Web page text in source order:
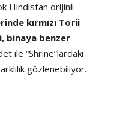
Hindistan orijinli
kırmızı Torii
binaya benzer
ile “Shrine”lardaki
gözlenebiliyor.